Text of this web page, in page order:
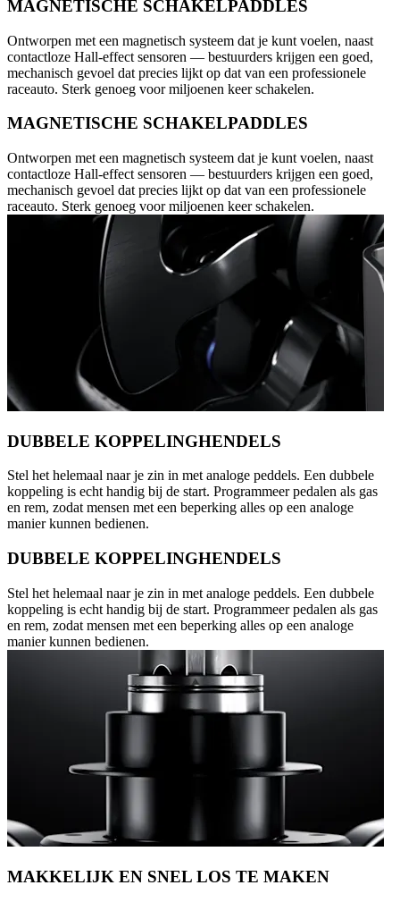
MAGNETISCHE SCHAKELPADDLES
Ontworpen met een magnetisch systeem dat je kunt voelen, naast
contactloze Hall-effect sensoren — bestuurders krijgen een goed,
mechanisch gevoel dat precies lijkt op dat van een professionele
raceauto. Sterk genoeg voor miljoenen keer schakelen.
MAGNETISCHE SCHAKELPADDLES
Ontworpen met een magnetisch systeem dat je kunt voelen, naast
contactloze Hall-effect sensoren — bestuurders krijgen een goed,
mechanisch gevoel dat precies lijkt op dat van een professionele
raceauto. Sterk genoeg voor miljoenen keer schakelen.
DUBBELE KOPPELINGHENDELS
Stel het helemaal naar je zin in met analoge peddels. Een dubbele
koppeling is echt handig bij de start. Programmeer pedalen als gas
en rem, zodat mensen met een beperking alles op een analoge
manier kunnen bedienen.
DUBBELE KOPPELINGHENDELS
Stel het helemaal naar je zin in met analoge peddels. Een dubbele
koppeling is echt handig bij de start. Programmeer pedalen als gas
en rem, zodat mensen met een beperking alles op een analoge
manier kunnen bedienen.
MAKKELIJK EN SNEL LOS TE MAKEN